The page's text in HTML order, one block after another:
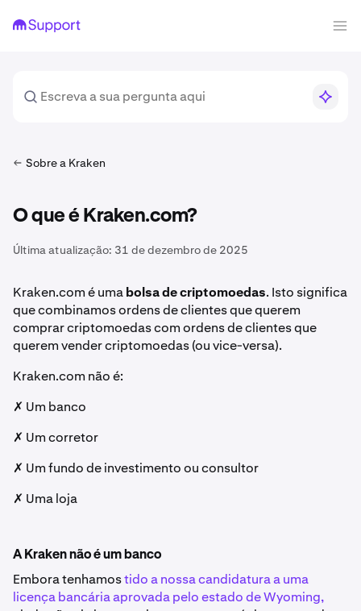
Sobre a Kraken
O que é Kraken.com?
Última atualização: 31 de dezembro de 2025
Kraken.com é umabolsa de criptomoedas. Isto significa
que combinamos ordens de clientes que querem
comprar criptomoedas com ordens de clientes que
querem vender criptomoedas (ou vice-versa).
Kraken.com não é:
✗ Um banco
✗ Um corretor
✗ Um fundo de investimento ou consultor
✗ Uma loja
A Kraken não é um banco
Embora tenhamostido a nossa candidatura a uma
licença bancária aprovada pelo estado de Wyoming,